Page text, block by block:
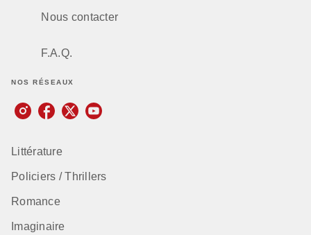
Nous contacter
F.A.Q.
NOS RÉSEAUX
Littérature
Policiers / Thrillers
Romance
Imaginaire